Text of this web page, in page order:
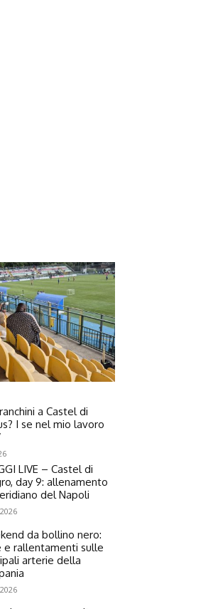
a Castel di
I se nel mio lavoro
LIVE – Castel di
day 9: allenamento
del Napoli
da bollino nero:
e rallentamenti sulle
arterie della